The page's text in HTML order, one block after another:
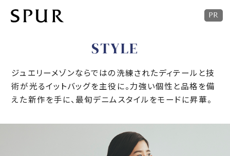
STYLE
ジュエリーメゾンならではの洗練されたディテールと技
術が光るイットバッグを主役に。力強い個性と品格を備
えた新作を手に、最旬デニムスタイルをモードに昇華。